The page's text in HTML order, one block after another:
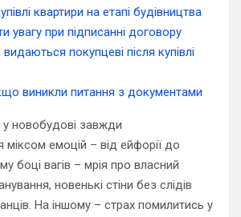
квартири на етапі будівництва
увагу при підписанні договору
покупцеві після купівлі
виникли питання з документами
у новобудові завжди
емоцій – від ейфорії до
боці вагів – мрія про власний
новенькі стіни без слідів
На іншому – страх помилитись у